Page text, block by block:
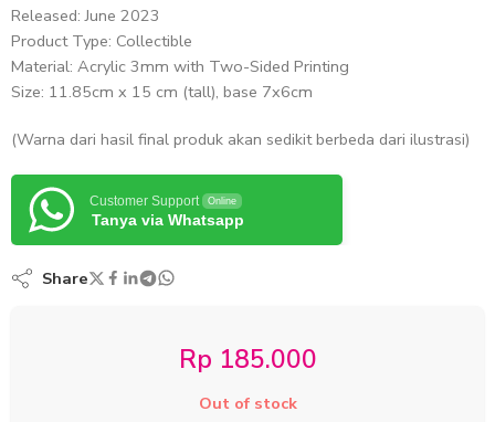
Released: June 2023
Product Type: Collectible
Material: Acrylic 3mm with Two-Sided Printing
Size: 11.85cm x 15 cm (tall), base 7x6cm
(Warna dari hasil final produk akan sedikit berbeda dari ilustrasi)
Customer Support Online
Tanya via Whatsapp
Share
Rp 185.000
Out of stock